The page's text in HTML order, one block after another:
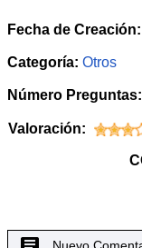
Fecha de Creación:
Categoría: Otros
Número Preguntas:
Valoración:
Nuevo